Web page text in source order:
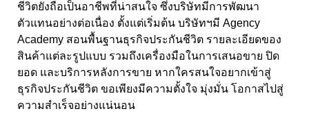
ชีวิตยังถือเป็นอาชีพที่น่าสนใจ ซึ่งบริษัทมีการพัฒนา
ตัวแทนอย่างต่อเนื่อง ตั้งแต่เริ่มต้น บริษัทฯมี Agency
Academy สอนพื้นฐานธุรกิจประกันชีวิต รายละเอียดของ
สินค้าแต่ละรูปแบบ รวมถึงเครื่องมือในการเสนอขาย ปิด
ยอด และบริการหลังการขาย หากใครสนใจอยากเข้าสู่
ธุรกิจประกันชีวิต ขอเพียงมีความตั้งใจ มุ่งมั่น โอกาสไปสู่
ความสำเร็จอย่างแน่นอน